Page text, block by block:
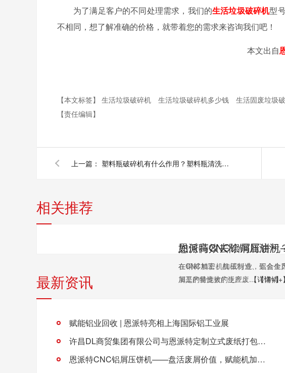
为了满足客户的不同处理需求，我们的生活垃圾破碎机型
不相同，想了解准确的价格，就带着您的需求来咨询我们吧！
本文出自
【本文标签】 生活垃圾破碎机 生活垃圾破碎机多少钱 生活固废垃圾
【责任编辑】
上一篇： 塑料瓶破碎机有什么作用？塑料瓶清洗造粒成套设备助力塑料回收
相关推荐
在CNC精密机加工行业，铝合金
加工的特性被广泛应...【详情+】
在铜材加工、机械制造、五金生
屑是产量庞大的生产废...【详情+】
最新资讯
赋能铝业回收 | 恩派特亮相上海国际铝工业展
许昌DL商贸集团有限公司与恩派特定制立式废纸打包机案例
恩派特CNC铝屑压饼机——盘活废屑价值，赋能机加工绿色回收！